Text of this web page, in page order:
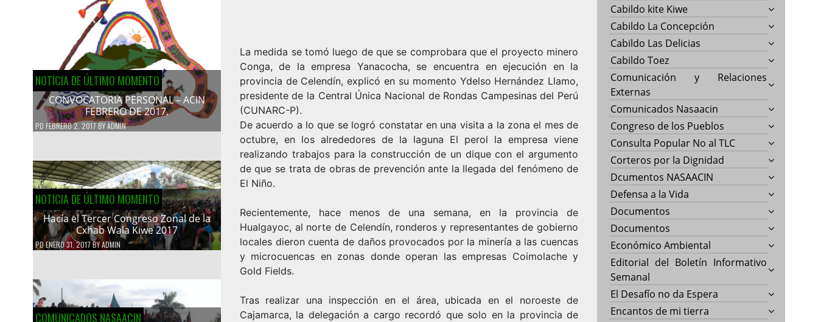
NOTICIA DE ÚLTIMO MOMENTO
CONVOCATORIA PERSONAL – ACIN
FEBRERO DE 2017.
PD FEBRERO 2, 2017BYADMIN
NOTICIA DE ÚLTIMO MOMENTO
Hacía el Tercer Congreso Zonal de la
Cxhab Wala Kiwe 2017
PDENERO 31, 2017BYADMIN
COMUNICADOS NASAACIN
La medida se tomó luego de que se comprobara que el proyecto minero
Conga, de la empresa Yanacocha, se encuentra en ejecución en la
provincia de Celendín, explicó en su momento Ydelso Hernández Llamo,
presidente de la Central Única Nacional de Rondas Campesinas del Perú
(CUNARC-P).
De acuerdo a lo que se logró constatar en una visita a la zona el mes de
octubre, en los alrededores de la laguna El perol la empresa viene
realizando trabajos para la construcción de un dique con el argumento
de que se trata de obras de prevención ante la llegada del fenómeno de
El Niño.
Recientemente, hace menos de una semana, en la provincia de
Hualgayoc, al norte de Celendín, ronderos y representantes de gobierno
locales dieron cuenta de daños provocados por la minería a las cuencas
y microcuencas en zonas donde operan las empresas Coimolache y
Gold Fields.
Tras realizar una inspección en el área, ubicada en el noroeste de
Cajamarca, la delegación a cargo recordó que solo en la provincia de
Cabildo kite Kiwe
Cabildo La Concepción
Cabildo Las Delicias
Cabildo Toez
Comunicación y Relaciones
Externas
Comunicados Nasaacin
Congreso de los Pueblos
Consulta Popular No al TLC
Corteros por la Dignidad
Dcumentos NASAACIN
Defensa a la Vida
Documentos
Documentos
Económico Ambiental
Editorial del Boletín Informativo
Semanal
El Desafío no da Espera
Encantos de mi tierra